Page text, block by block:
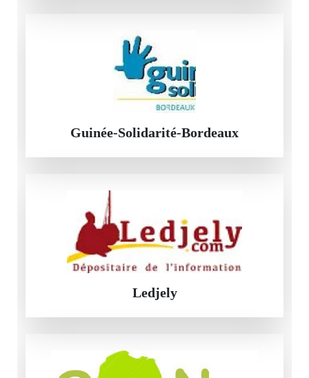
Guinée-Solidarité-Bordeaux
Ledjely